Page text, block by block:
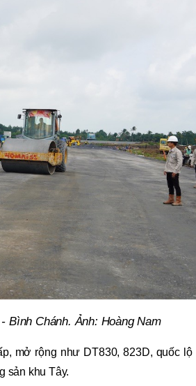
Bình Chánh. Ảnh: Hoàng Nam
mở rộng như DT830, 823D, quốc lộ
sản khu Tây.